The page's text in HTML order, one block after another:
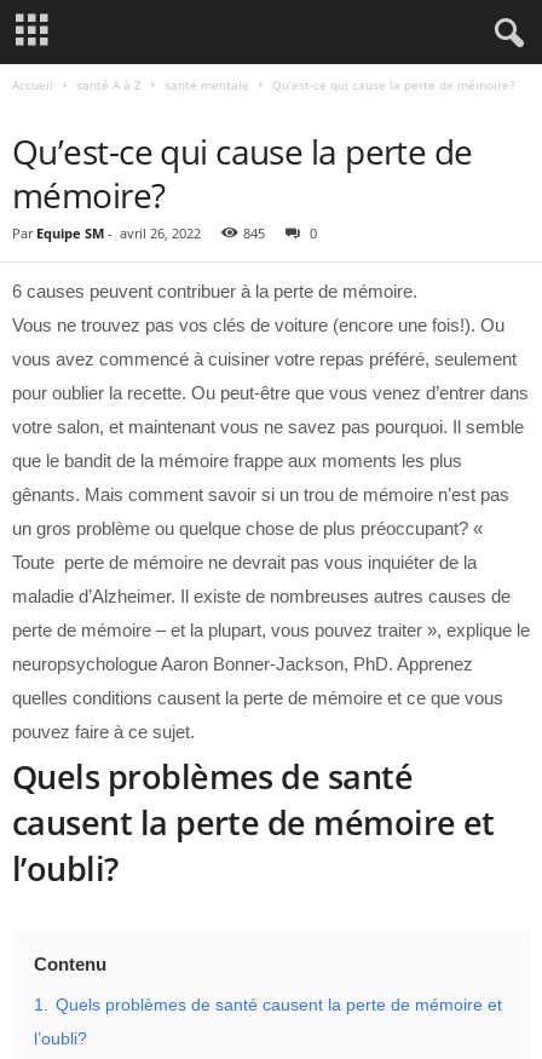
Accueil santé A à Z santé mentale Qu’est-ce qui cause la perte de mémoire?
Qu’est-ce qui cause la perte de
mémoire?
Par Equipe SM - avril 26, 2022 845 0
6 causes peuvent contribuer à la perte de mémoire.
Vous ne trouvez pas vos clés de voiture (encore une fois!). Ou
vous avez commencé à cuisiner votre repas préféré, seulement
pour oublier la recette. Ou peut-être que vous venez d’entrer dans
votre salon, et maintenant vous ne savez pas pourquoi. Il semble
que le bandit de la mémoire frappe aux moments les plus
gênants. Mais comment savoir si un trou de mémoire n’est pas
un gros problème ou quelque chose de plus préoccupant? «
Toute perte de mémoire ne devrait pas vous inquiéter de la
maladie d’Alzheimer. Il existe de nombreuses autres causes de
perte de mémoire – et la plupart, vous pouvez traiter », explique le
neuropsychologue Aaron Bonner-Jackson, PhD. Apprenez
quelles conditions causent la perte de mémoire et ce que vous
pouvez faire à ce sujet.
Quels problèmes de santé
causent la perte de mémoire et
l’oubli?
Contenu
1. Quels problèmes de santé causent la perte de mémoire et
l’oubli?